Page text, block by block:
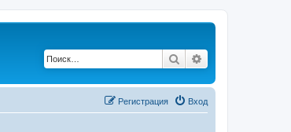
Поиск
Вход
Регистрация